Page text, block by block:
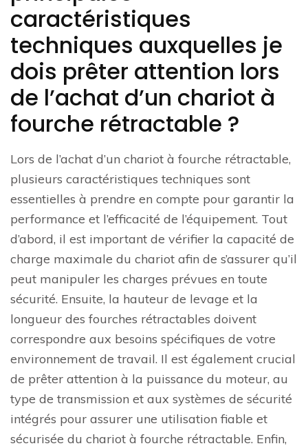
caractéristiques
techniques auxquelles je
dois prêter attention lors
de l’achat d’un chariot à
fourche rétractable ?
Lors de l’achat d’un chariot à fourche rétractable,
plusieurs caractéristiques techniques sont
essentielles à prendre en compte pour garantir la
performance et l’efficacité de l’équipement. Tout
d’abord, il est important de vérifier la capacité de
charge maximale du chariot afin de s’assurer qu’il
peut manipuler les charges prévues en toute
sécurité. Ensuite, la hauteur de levage et la
longueur des fourches rétractables doivent
correspondre aux besoins spécifiques de votre
environnement de travail. Il est également crucial
de prêter attention à la puissance du moteur, au
type de transmission et aux systèmes de sécurité
intégrés pour assurer une utilisation fiable et
sécurisée du chariot à fourche rétractable. Enfin,